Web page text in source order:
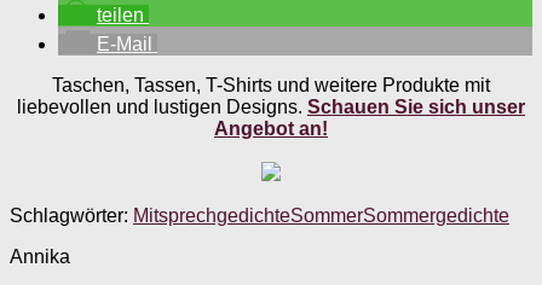
teilen
E-Mail
Taschen, Tassen, T-Shirts und weitere Produkte mit
liebevollen und lustigen Designs. Schauen Sie sich unser
Angebot an!
Schlagwörter: MitsprechgedichteSommerSommergedichte
Annika